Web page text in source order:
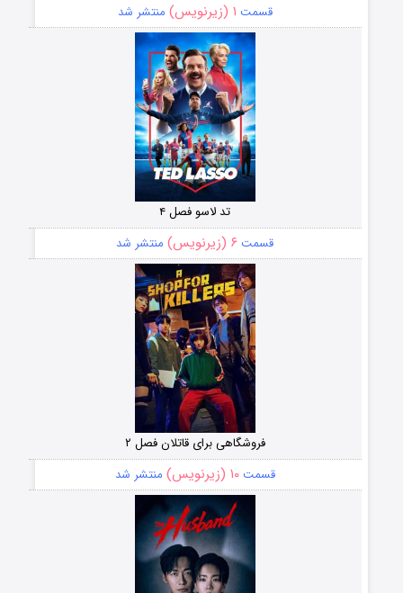
قسمت ۱ (زیرنویس) منتشر شد
تد لاسو فصل ۴
قسمت ۶ (زیرنویس) منتشر شد
فروشگاهی برای قاتلان فصل ۲
قسمت۱۰ (زیرنویس) منتشر شد